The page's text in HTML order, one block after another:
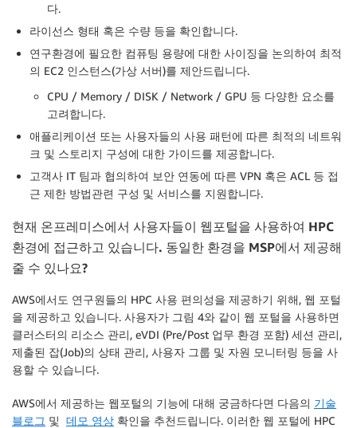
다.
라이선스 형태 혹은 수량 등을 확인합니다.
연구환경에 필요한 컴퓨팅 용량에 대한 사이징을 논의하여 최적
의 EC2 인스턴스(가상 서버)를 제안드립니다.
CPU / Memory / DISK / Network / GPU 등 다양한 요소를
고려합니다.
애플리케이션 또는 사용자들의 사용 패턴에 따른 최적의 네트워
크 및 스토리지 구성에 대한 가이드를 제공합니다.
고객사 IT 팀과 협의하여 보안 연동에 따른 VPN 혹은 ACL 등 접
근 제한 방법관련 구성 및 서비스를 지원합니다.
현재 온프레미스에서 사용자들이 웹포털을 사용하여 HPC
환경에 접근하고 있습니다. 동일한 환경을 MSP에서 제공해
줄 수 있나요?
AWS에서도 연구원들의 HPC 사용 편의성을 제공하기 위해, 웹 포털
을 제공하고 있습니다. 사용자가 그림 4와 같이 웹 포털을 사용하면
클러스터의 리소스 관리, eVDI (Pre/Post 업무 환경 포함) 세션 관리,
제출된 잡(Job)의 상태 관리, 사용자 그룹 및 자원 모니터링 등을 사
용할 수 있습니다.
AWS에서 제공하는 웹포털의 기능에 대해 궁금하다면 다음의 기술
블로그 및 데모 영상 확인을 추천드립니다. 이러한 웹 포털에 HPC